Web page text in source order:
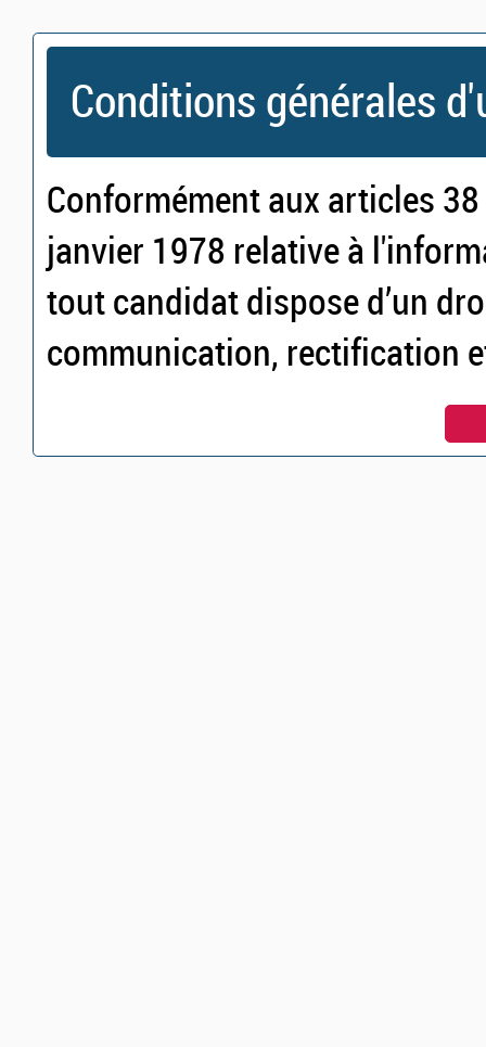
Conditions générales
Conformément aux articles
janvier 1978 relative à
tout candidat dispose d’un
communication, rectification